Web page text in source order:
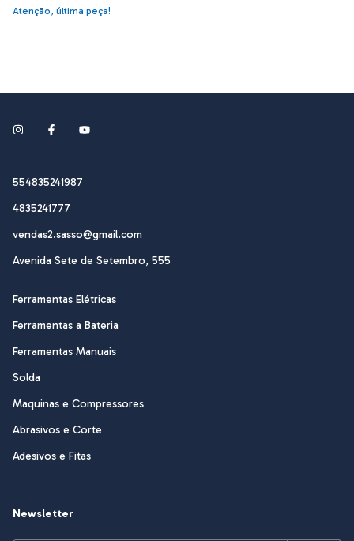
Atenção, última peça!
554835241987
4835241777
vendas2.sasso@gmail.com
Avenida Sete de Setembro, 555
Ferramentas Elétricas
Ferramentas a Bateria
Ferramentas Manuais
Solda
Maquinas e Compressores
Abrasivos e Corte
Adesivos e Fitas
Newsletter